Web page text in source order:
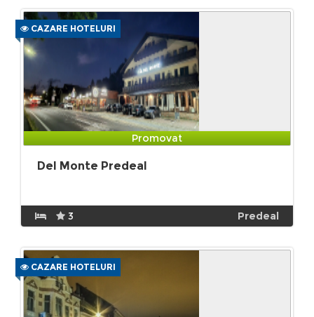
CAZARE HOTELURI
Promovat
Del Monte Predeal
3 Predeal
CAZARE HOTELURI